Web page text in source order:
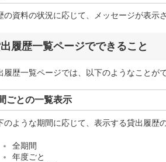
の資料の状況に応じて、メッセージが表示さ
履歴一覧ページでできること
履歴一覧ページでは、以下のようなことがで
ごとの一覧表示
のような期間に応じて、表示する貸出履歴
全期間
年度ごと